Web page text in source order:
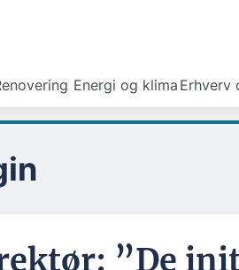
Energi og klima Erhverv
”De